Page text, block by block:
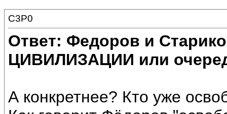
C3P0
Ответ: Федоров и
ЦИВИЛИЗАЦИИ или
А конкретнее? Кто уже